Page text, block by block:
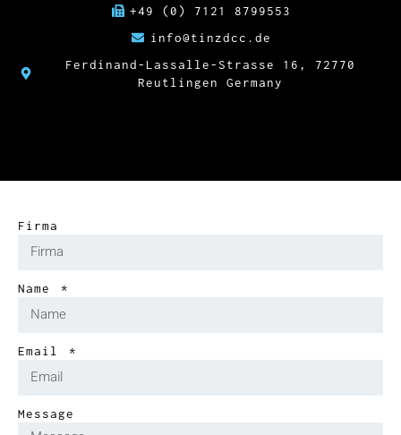
+49 (0) 7121 8799553
info@tinzdcc.de
Ferdinand-Lassalle-Strasse 16, 72770
Reutlingen Germany
Firma
Name
Email
Message